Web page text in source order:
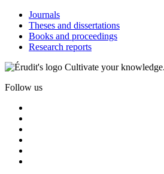
Journals
Theses and dissertations
Books and proceedings
Research reports
Cultivate your knowledge.
Follow us